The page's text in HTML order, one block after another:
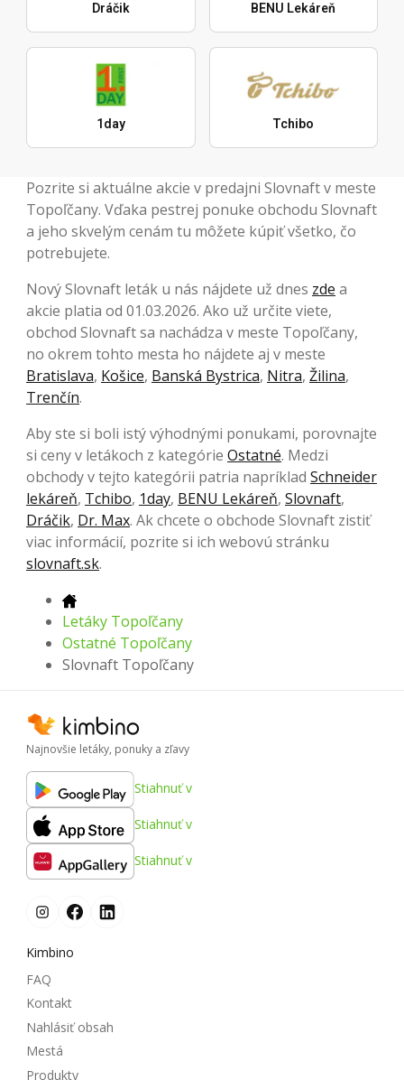
Dráčik BENU Lekáreň
1day Tchibo
Pozrite si aktuálne akcie v predajni Slovnaft v meste
Topoľčany. Vďaka pestrej ponuke obchodu Slovnaft
a jeho skvelým cenám tu môžete kúpiť všetko, čo
potrebujete.
Nový Slovnaft leták u nás nájdete už dnes zde a
akcie platia od 01.03.2026. Ako už určite viete,
obchod Slovnaft sa nachádza v meste Topoľčany,
no okrem tohto mesta ho nájdete aj v meste
Bratislava, Košice, Banská Bystrica, Nitra, Žilina,
Trenčín.
Aby ste si boli istý výhodnými ponukami, porovnajte
si ceny v letákoch z kategórie Ostatné. Medzi
obchody v tejto kategórii patria napríklad Schneider
lekáreň, Tchibo, 1day, BENU Lekáreň, Slovnaft,
Dráčik, Dr. Max. Ak chcete o obchode Slovnaft zistiť
viac informácií, pozrite si ich webovú stránku
slovnaft.sk.
Letáky Topoľčany
Ostatné Topoľčany
Slovnaft Topoľčany
Najnovšie letáky, ponuky a zľavy
Stiahnuť v
Stiahnuť v
Stiahnuť v
Kimbino
FAQ
Kontakt
Nahlásiť obsah
Mestá
Produkty